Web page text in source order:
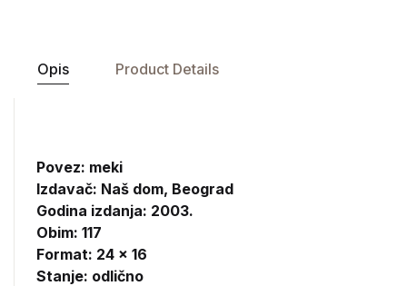
Opis Product Details
Povez: meki
Izdavač: Naš dom, Beograd
Godina izdanja: 2003.
Obim: 117
Format: 24 x 16
Stanje: odlično